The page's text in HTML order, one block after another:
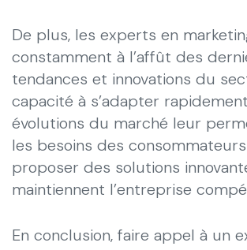
De plus, les experts en
constamment à l’affût des
tendances et innovations du
capacité à s’adapter
évolutions du marché leur
les besoins des
proposer des solutions
maintiennent l’entreprise
En conclusion, faire appel à un